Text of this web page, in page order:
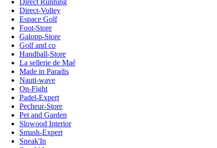
Direct Running
Direct-Volley
Espace Golf
Foot-Store
Galopp-Store
Golf and co
Handball-Store
La sellerie de Maé
Made in Paradis
Nauti-wave
On-Fight
Padel-Expert
Pecheur-Store
Pet and Garden
Slowood Interior
Smash-Expert
Sneak'In